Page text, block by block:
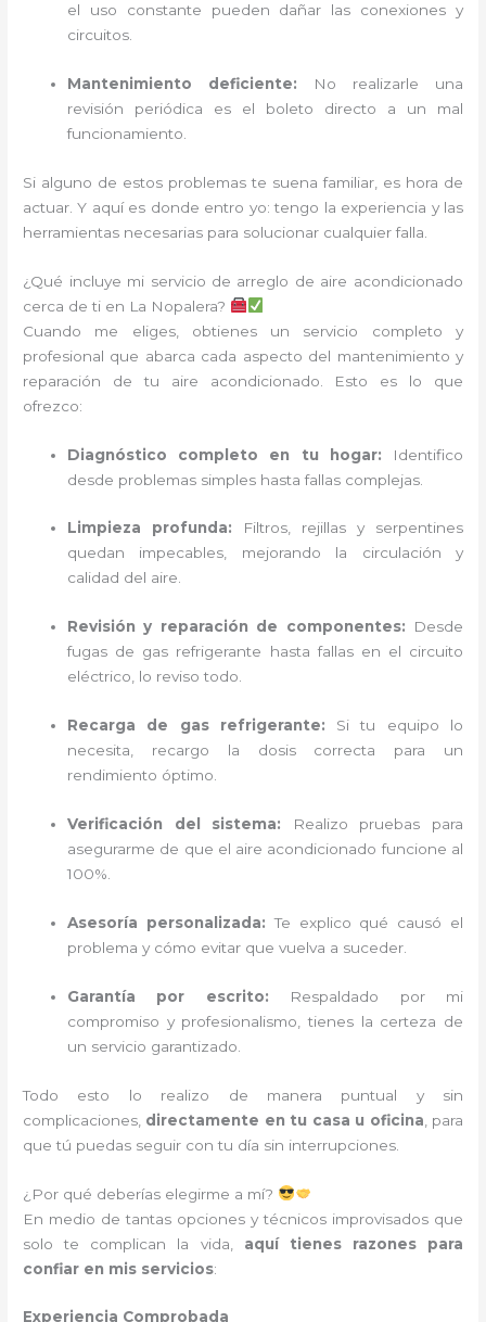
el uso constante pueden dañar las conexiones y
circuitos.
Mantenimiento deficiente: No realizarle una
revisión periódica es el boleto directo a un mal
funcionamiento.
Si alguno de estos problemas te suena familiar, es hora de
actuar. Y aquí es donde entro yo: tengo la experiencia y las
herramientas necesarias para solucionar cualquier falla.
¿Qué incluye mi servicio de arreglo de aire acondicionado
cerca de ti en La Nopalera?
Cuando me eliges, obtienes un servicio completo y
profesional que abarca cada aspecto del mantenimiento y
reparación de tu aire acondicionado. Esto es lo que
ofrezco:
Diagnóstico completo en tu hogar: Identifico
desde problemas simples hasta fallas complejas.
Limpieza profunda: Filtros, rejillas y serpentines
quedan impecables, mejorando la circulación y
calidad del aire.
Revisión y reparación de componentes: Desde
fugas de gas refrigerante hasta fallas en el circuito
eléctrico, lo reviso todo.
Recarga de gas refrigerante: Si tu equipo lo
necesita, recargo la dosis correcta para un
rendimiento óptimo.
Verificación del sistema: Realizo pruebas para
asegurarme de que el aire acondicionado funcione al
100%.
Asesoría personalizada: Te explico qué causó el
problema y cómo evitar que vuelva a suceder.
Garantía por escrito: Respaldado por mi
compromiso y profesionalismo, tienes la certeza de
un servicio garantizado.
Todo esto lo realizo de manera puntual y sin
complicaciones, directamente en tu casa u oficina , para
que tú puedas seguir con tu día sin interrupciones.
¿Por qué deberías elegirme a mí?
En medio de tantas opciones y técnicos improvisados que
solo te complican la vida, aquí tienes razones para
confiar en mis servicios:
Experiencia Comprobada